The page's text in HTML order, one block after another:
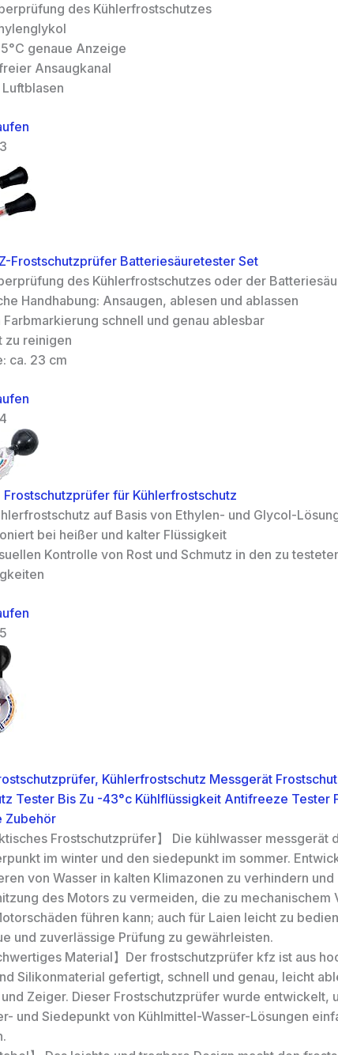
des Kühlerfrostschutzes
genaue Anzeige
Ansaugkanal
Frostschutzprüfer Batteriesäuretester Set
des Kühlerfrostschutzes oder der
Handhabung: Ansaugen, ablesen und ablassen
Farbmarkierung schnell und genau ablesbar
zu reinigen
ca. 23 cm
Frostschutzprüfer für Kühlerfrostschutz
auf Basis von Ethylen- und Glycol-
bei heißer und kalter Flüssigkeit
Kontrolle von Rost und Schmutz in den zu
Kühlerfrostschutz Messgerät
Tester Bis Zu -43°c Kühlflüssigkeit Antifreeze Tester
Zubehör
Frostschutzprüfer】 Die kühlwasser messgerät
im winter und den siedepunkt im sommer.
von Wasser in kalten Klimazonen zu verhindern und
des Motors zu vermeiden, die zu mechanischem
führen kann; auch für Laien leicht zu
und zuverlässige Prüfung zu gewährleisten.
Material】Der frostschutzprüfer kfz ist aus
Silikonmaterial gefertigt, schnell und genau, leicht
und Zeiger. Dieser Frostschutzprüfer wurde entwickelt,
und Siedepunkt von Kühlmittel-Wasser-Lösungen